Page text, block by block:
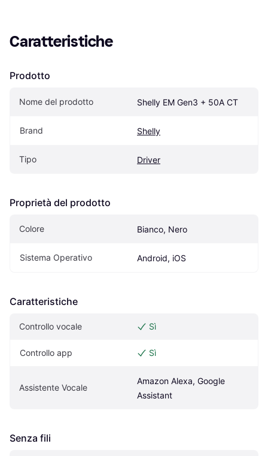
Caratteristiche
Prodotto
Nome del prodotto Shelly EM Gen3 + 50A CT
Brand Shelly
Tipo Driver
Proprietà del prodotto
Colore Bianco, Nero
Sistema Operativo Android, iOS
Caratteristiche
Controllo vocale Sì
Controllo app Sì
Assistente Vocale
Amazon Alexa, Google
Assistant
Senza fili